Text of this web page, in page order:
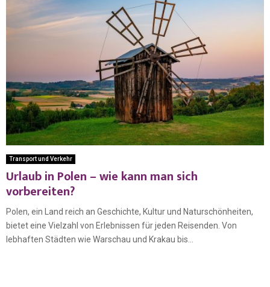
Transport und Verkehr
Urlaub in Polen – wie kann man sich
vorbereiten?
Polen, ein Land reich an Geschichte, Kultur und Naturschönheiten,
bietet eine Vielzahl von Erlebnissen für jeden Reisenden. Von
lebhaften Städten wie Warschau und Krakau bis...